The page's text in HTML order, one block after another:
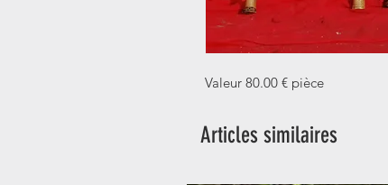
Valeur 80.00 € pièce
Articles similaires